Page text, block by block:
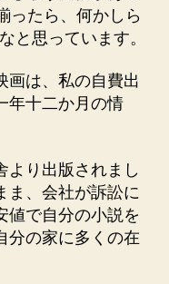
ったら、何かしら
と思っています。
画は、私の自費出
年十二か月の情
より出版されまし
ま、会社が訴訟に
値で自分の小説を
分の家に多くの在